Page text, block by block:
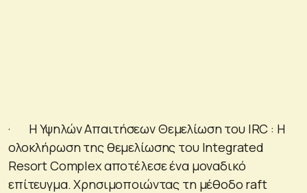
· Η Υψηλών Απαιτήσεων Θεμελίωση του IRC : Η
ολοκλήρωση της θεμελίωσης του Integrated
Resort Complex αποτέλεσε ένα μοναδικό
επίτευγμα. Χρησιμοποιώντας τη μέθοδο raft